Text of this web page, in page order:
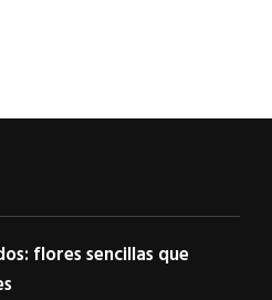
flores sencillas que